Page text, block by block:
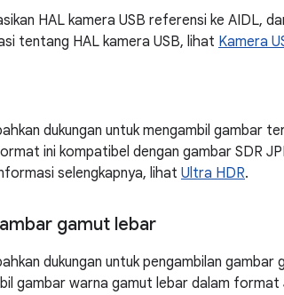
HAL kamera USB referensi ke AIDL,
tentang HAL kamera USB, lihat Kamera
dukungan untuk mengambil gambar
ini kompatibel dengan gambar SDR
selengkapnya, lihat Ultra HDR.
gamut lebar
dukungan untuk pengambilan gambar
gambar warna gamut lebar dalam format